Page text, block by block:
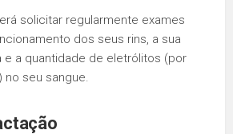
solicitar regularmente exames
dos seus rins, a sua
e a quantidade de eletrólitos (por
no seu sangue.